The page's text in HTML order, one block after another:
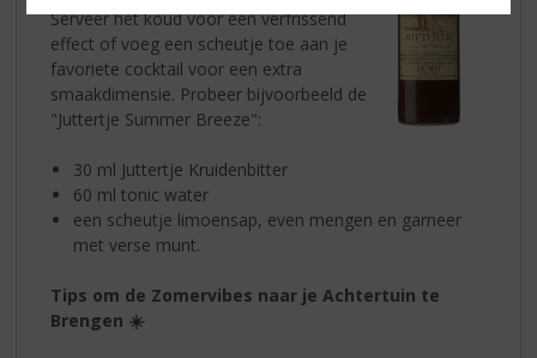
Serveer het koud voor een verfrissend
effect of voeg een scheutje toe aan je
favoriete cocktail voor een extra
smaakdimensie. Probeer bijvoorbeeld de
"Juttertje Summer Breeze":
30 ml Juttertje Kruidenbitter
60 ml tonic water
een scheutje limoensap, even mengen en garneer
met verse munt.
Tips om de Zomervibes naar je Achtertuin te
Brengen ☀️